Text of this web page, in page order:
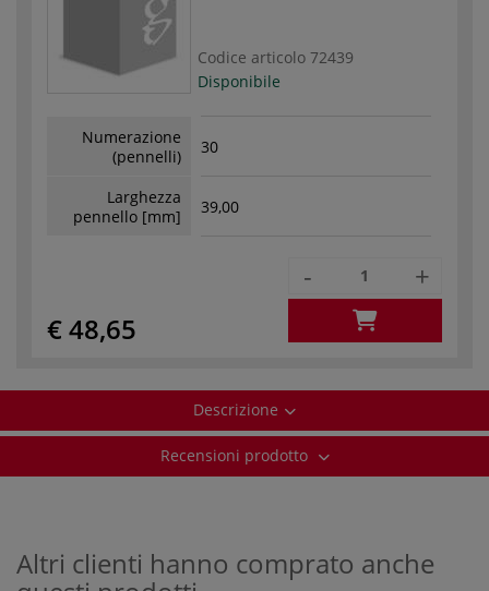
Codice articolo 72439
Disponibile
Numerazione
(pennelli)
30
Larghezza
pennello [mm]
39,00
€ 48,65
- +
Descrizione
Recensioni prodotto
Altri clienti hanno comprato anche